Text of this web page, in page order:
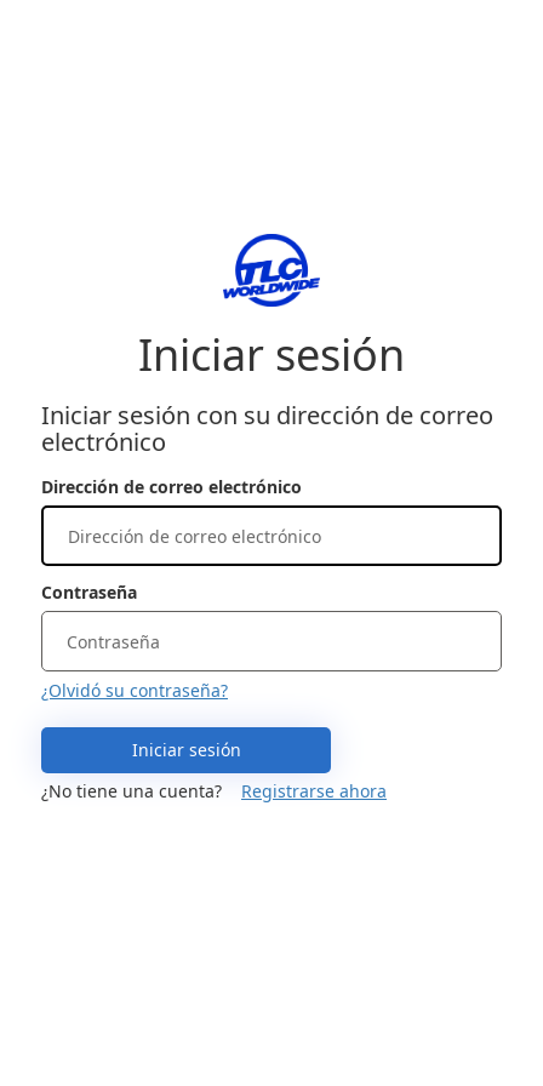
Iniciar sesión
Iniciar sesión con su dirección de correo
electrónico
Dirección de correo electrónico
Contraseña
¿Olvidó su contraseña?
Iniciar sesión
¿No tiene una cuenta?
Registrarse ahora